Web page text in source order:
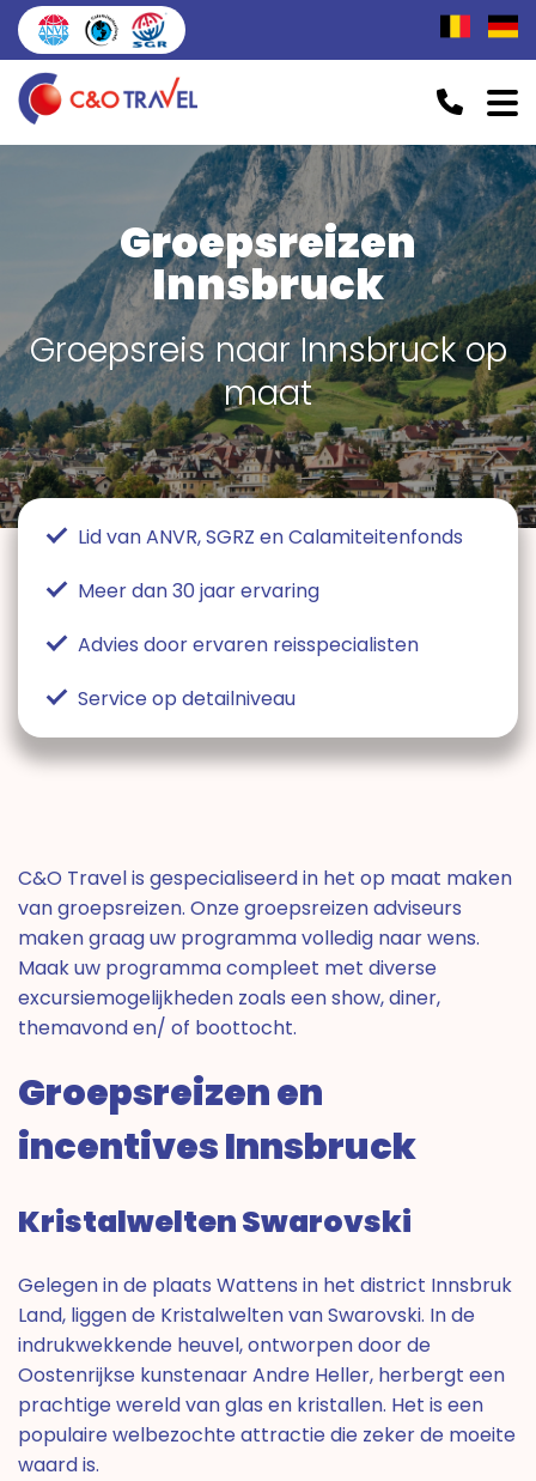
Groepsreizen
Innsbruck
Groepsreis naar Innsbruck op
maat
Lid van ANVR, SGRZ en Calamiteitenfonds
Meer dan 30 jaar ervaring
Advies door ervaren reisspecialisten
Service op detailniveau
C&O Travel is gespecialiseerd in het op maat maken
van groepsreizen. Onze groepsreizen adviseurs
maken graag uw programma volledig naar wens.
Maak uw programma compleet met diverse
excursiemogelijkheden zoals een show, diner,
themavond en/ of boottocht.
Groepsreizen en
incentives Innsbruck
Kristalwelten Swarovski
Gelegen in de plaats Wattens in het district Innsbruk
Land, liggen de Kristalwelten van Swarovski. In de
indrukwekkende heuvel, ontworpen door de
Oostenrijkse kunstenaar Andre Heller, herbergt een
prachtige wereld van glas en kristallen. Het is een
populaire welbezochte attractie die zeker de moeite
waard is.